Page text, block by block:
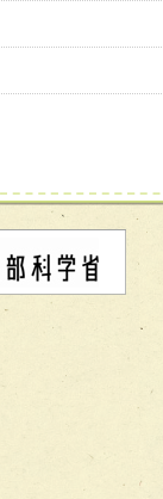
解と連携を深める
児リハビリテーショ
ビリテーションチー
】